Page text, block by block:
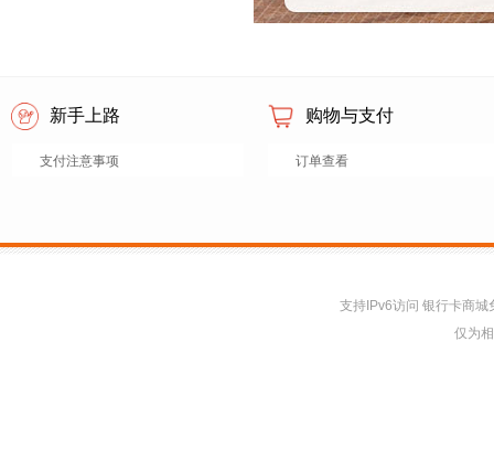
新手上路
支付注意事项
购物与支付
订单查看
支持IPv6访问 银行卡商
仅为